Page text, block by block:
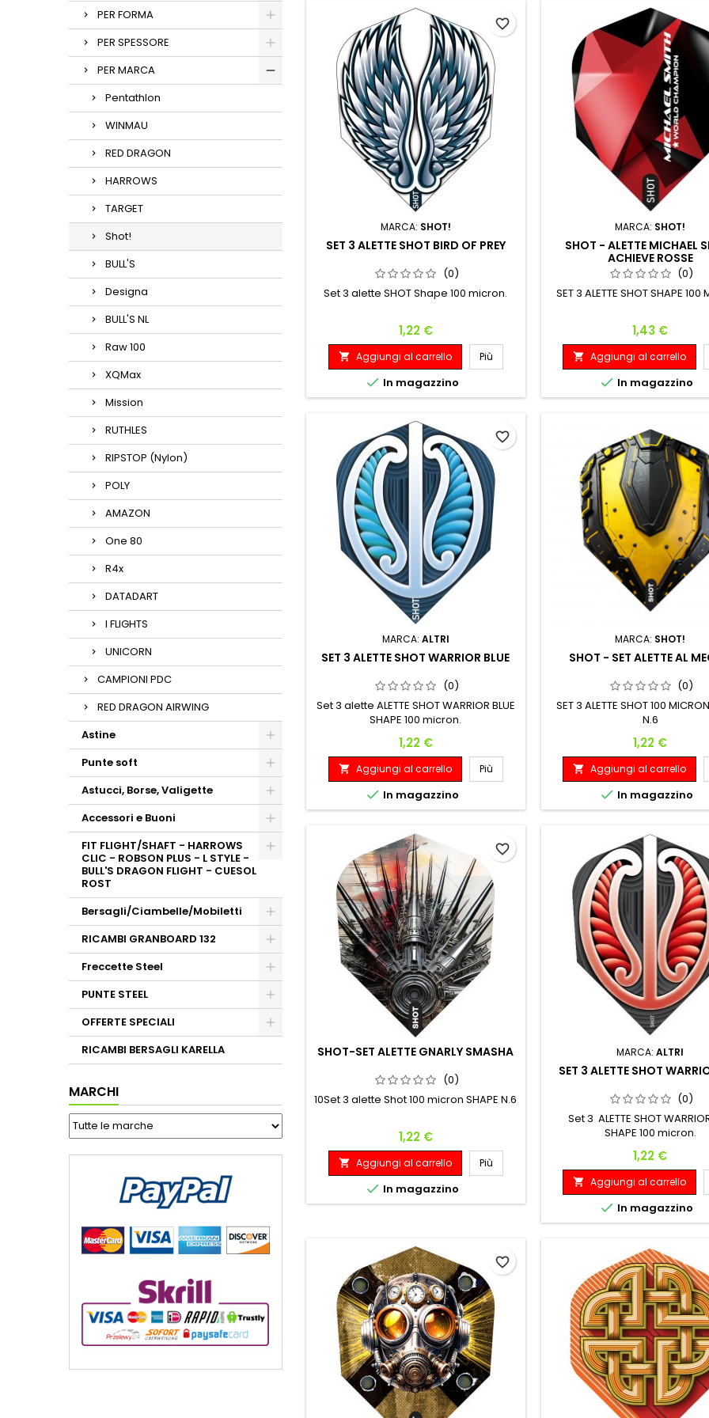
PER FORMA
PER SPESSORE
PER MARCA
Pentathlon
WINMAU
RED DRAGON
HARROWS
TARGET
Shot!
BULL'S
Designa
BULL'S NL
Raw 100
XQMax
Mission
RUTHLES
RIPSTOP (Nylon)
POLY
AMAZON
One 80
R4x
DATADART
I FLIGHTS
UNICORN
CAMPIONI PDC
RED DRAGON AIRWING
Astine
Punte soft
Astucci, Borse, Valigette
Accessori e Buoni
FIT FLIGHT/SHAFT - HARROWS
CLIC - ROBSON PLUS - L STYLE -
BULL'S DRAGON FLIGHT - CUESOL
ROST
Bersagli/Ciambelle/Mobiletti
RICAMBI GRANBOARD 132
Freccette Steel
PUNTE STEEL
OFFERTE SPECIALI
RICAMBI BERSAGLI KARELLA
MARCHI
MARCA: SHOT!
SET 3 ALETTE SHOT BIRD OF PREY
(0)
Set 3 alette SHOT Shape 100 micron.
Prezzo
1,22 €
 Aggiungi al carrello Più
 In magazzino
favorite_border
MARCA: SHOT!
SHOT - ALETTE MICHAEL
ACHIEVE ROSSE
(0)
SET 3 ALETTE SHOT SHAPE 100
Prezzo
1,43 €
 Aggiungi al carrello
 In magazzino
MARCA: ALTRI
SET 3 ALETTE SHOT WARRIOR BLUE
(0)
Set 3 alette ALETTE SHOT WARRIOR BLUE
SHAPE 100 micron.
Prezzo
1,22 €
 Aggiungi al carrello Più
 In magazzino
favorite_border
MARCA: SHOT!
SHOT - SET ALETTE AL
(0)
SET 3 ALETTE SHOT 100
N.6
Prezzo
1,22 €
 Aggiungi al carrello
 In magazzino
SHOT-SET ALETTE GNARLY SMASHA
(0)
10Set 3 alette Shot 100 micron SHAPE N.6
Prezzo
1,22 €
 Aggiungi al carrello Più
 In magazzino
favorite_border
MARCA:ALTRI
SET 3 ALETTE SHOT
(0)
Set 3 ALETTE SHOT
SHAPE 100 micron.
Prezzo
1,22 €
 Aggiungi al carrello
 In magazzino
favorite_border